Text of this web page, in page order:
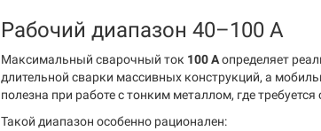
Рабочий диапазон 40–100 А
Максимальный сварочный ток 100 Аопределяет
длительной сварки массивных конструкций, а
полезна при работе с тонким металлом, где
Такой диапазон особенно рационален: